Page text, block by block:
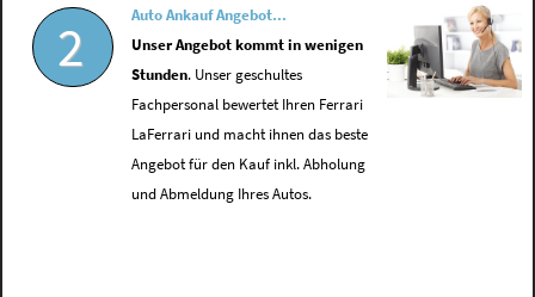
2
Auto Ankauf Angebot...
Unser Angebot kommt in wenigen
Stunden. Unser geschultes
Fachpersonal bewertet Ihren Ferrari
LaFerrari und macht ihnen das beste
Angebot für den Kauf inkl. Abholung
und Abmeldung Ihres Autos.